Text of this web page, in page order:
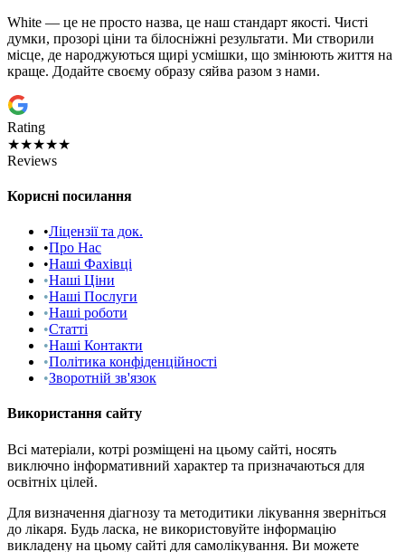
White — це не просто назва, це наш стандарт якості. Чисті
думки, прозорі ціни та білосніжні результати. Ми створили
місце, де народжуються щирі усмішки, що змінюють життя на
краще. Додайте своєму образу сяйва разом з нами.
Rating
★★★★★
Reviews
Корисні посилання
•Ліцензії та док.
•Про Нас
•Наші Фахівці
•Наші Ціни
•Наші Послуги
•Наші роботи
•Статті
•Наші Контакти
•Політика конфіденційності
•Зворотній зв'язок
Використання сайту
Всі матеріали, котрі розміщені на цьому сайті, носять
виключно інформативний характер та призначаються для
освітніх цілей.
Для визначення діагнозу та методитики лікування зверніться
до лікаря. Будь ласка, не використовуйте інформацію
викладену на цьому сайті для самолікування. Ви можете